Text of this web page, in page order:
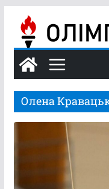
вмісту
Олена